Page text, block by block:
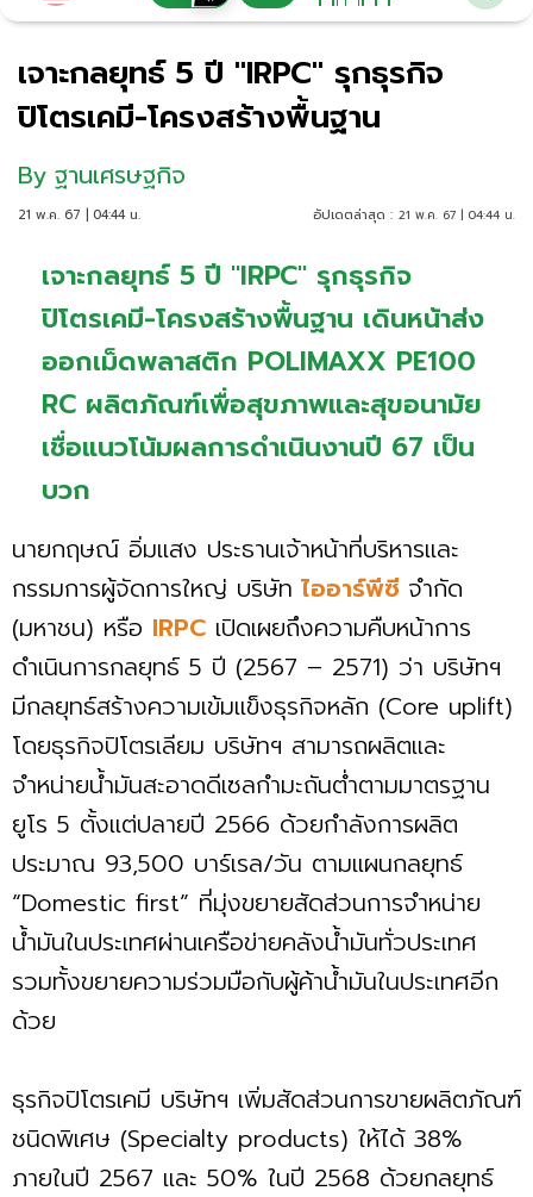
เจาะกลยุทธ์ 5 ปี "IRPC" รุกธุรกิจ
ปิโตรเคมี-โครงสร้างพื้นฐาน
By ฐานเศรษฐกิจ
21 พ.ค. 67 | 04:44 น. อัปเดตล่าสุด : 21 พ.ค. 67 | 04:44 น.
เจาะกลยุทธ์ 5 ปี "IRPC" รุกธุรกิจ
ปิโตรเคมี-โครงสร้างพื้นฐาน เดินหน้าส่ง
ออกเม็ดพลาสติก POLIMAXX PE100
RC ผลิตภัณฑ์เพื่อสุขภาพและสุขอนามัย
เชื่อแนวโน้มผลการดำเนินงานปี 67 เป็น
บวก
นายกฤษณ์ อิ่มแสง ประธานเจ้าหน้าที่บริหารและ
กรรมการผู้จัดการใหญ่ บริษัท ไออาร์พีซี จำกัด
(มหาชน) หรือ IRPC เปิดเผยถึงความคืบหน้าการ
ดำเนินการกลยุทธ์ 5 ปี (2567 – 2571) ว่า บริษัทฯ
มีกลยุทธ์สร้างความเข้มแข็งธุรกิจหลัก (Core uplift)
โดยธุรกิจปิโตรเลียม บริษัทฯ สามารถผลิตและ
จำหน่ายน้ำมันสะอาดดีเซลกำมะถันต่ำตามมาตรฐาน
ยูโร 5 ตั้งแต่ปลายปี 2566 ด้วยกำลังการผลิต
ประมาณ 93,500 บาร์เรล/วัน ตามแผนกลยุทธ์
“Domestic first” ที่มุ่งขยายสัดส่วนการจำหน่าย
น้ำมันในประเทศผ่านเครือข่ายคลังน้ำมันทั่วประเทศ
รวมทั้งขยายความร่วมมือกับผู้ค้าน้ำมันในประเทศอีก
ด้วย
ธุรกิจปิโตรเคมี บริษัทฯ เพิ่มสัดส่วนการขายผลิตภัณฑ์
ชนิดพิเศษ (Specialty products) ให้ได้ 38%
ภายในปี 2567 และ 50% ในปี 2568 ด้วยกลยุทธ์